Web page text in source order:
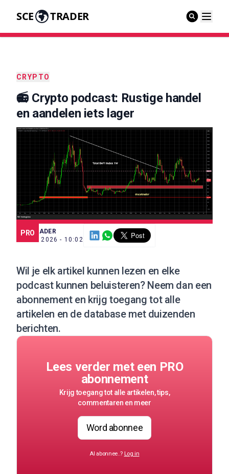
SCE TRADER
CRYPTO
📻 Crypto podcast: Rustige handel
en aandelen iets lager
PRO
SCE TRADER
14 MEI 2026 - 10:02
Wil je elk artikel kunnen lezen en elke
podcast kunnen beluisteren? Neem dan een
abonnementen krijg toegang tot alle
artikelen en de database met duizenden
berichten.
Lees verder met een PRO
abonnement
Krijg toegang tot alle artikelen, tips,
commentaren en meer
Word abonnee
Al abonnee..? Log in